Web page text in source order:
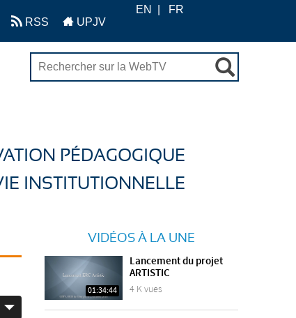
RSS UPJV
EN FR
PÉDAGOGIQUE
INSTITUTIONNELLE
VIDÉOS À LA UNE
01:34:44
Lancement du projet
ARTISTIC
4 K vues